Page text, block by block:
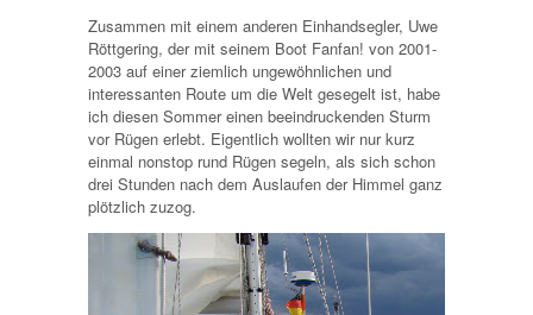
Zusammen mit einem anderen Einhandsegler, Uwe
Röttgering, der mit seinem Boot Fanfan! von 2001-
2003 auf einer ziemlich ungewöhnlichen und
interessanten Route um die Welt gesegelt ist, habe
ich diesen Sommer einen beeindruckenden Sturm
vor Rügen erlebt. Eigentlich wollten wir nur kurz
einmal nonstop rund Rügen segeln, als sich schon
drei Stunden nach dem Auslaufen der Himmel ganz
plötzlich zuzog.